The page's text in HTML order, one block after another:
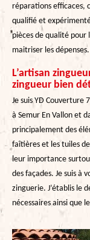
réparations efficaces,
qualifié et
pièces de qualité
maitriser les dépenses.
L’artisan
zingueur bien
Je suis YD Couverture
à Semur En Vallon et
principalement des
faîtières et les tuiles
leur importance
des façades. Je suis à
zinguerie. J’établis le
nécessaires ainsi que